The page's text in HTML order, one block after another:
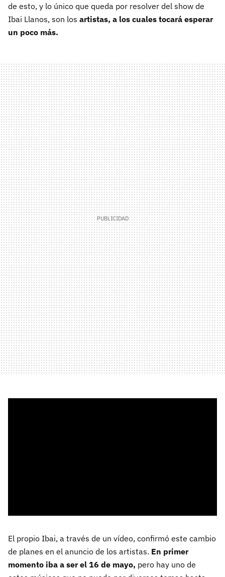
de esto, y lo único que queda por resolver del show de
Ibai Llanos, son los artistas, a los cuales tocará esperar
un poco más.
El propio Ibai, a través de un vídeo, confirmó este cambio
de planes en el anuncio de los artistas. En primer
momento iba a ser el 16 de mayo, pero hay uno de